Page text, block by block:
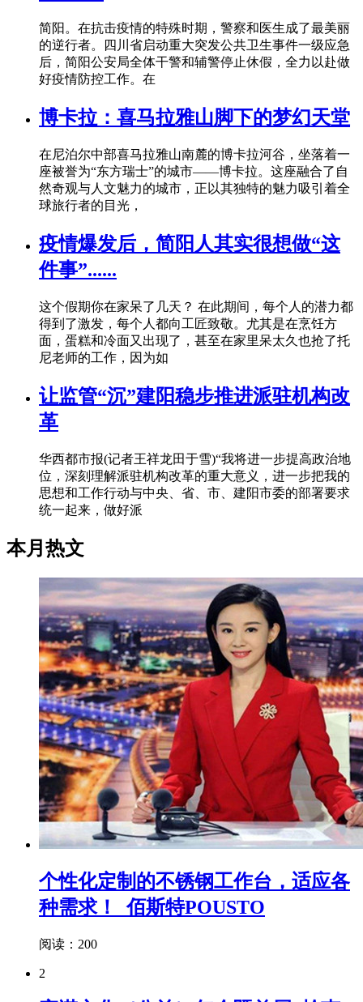
简阳。在抗击疫情的特殊时期，警察和医生成了最美丽
的逆行者。四川省启动重大突发公共卫生事件一级应急
后，简阳公安局全体干警和辅警停止休假，全力以赴做
好疫情防控工作。在
博卡拉：喜马拉雅山脚下的梦幻天堂
在尼泊尔中部喜马拉雅山南麓的博卡拉河谷，坐落着一
座被誉为“东方瑞士”的城市——博卡拉。这座融合了自
然奇观与人文魅力的城市，正以其独特的魅力吸引着全
球旅行者的目光，
疫情爆发后，简阳人其实很想做“这
件事”......
这个假期你在家呆了几天？ 在此期间，每个人的潜力都
得到了激发，每个人都向工匠致敬。尤其是在烹饪方
面，蛋糕和冷面又出现了，甚至在家里呆太久也抢了托
尼老师的工作，因为如
让监管“沉”建阳稳步推进派驻机构改
革
华西都市报(记者王祥龙田于雪)“我将进一步提高政治地
位，深刻理解派驻机构改革的重大意义，进一步把我的
思想和工作行动与中央、省、市、建阳市委的部署要求
统一起来，做好派
本月热文
个性化定制的不锈钢工作台，适应各
种需求！_佰斯特POUSTO
阅读：200
2